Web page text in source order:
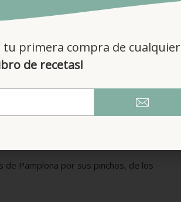
pudiese comer sin problema
el Baserrerri es el lugar
Pamplona por sus pinchos, de los
tu primera compra de cualquier
de recetas!